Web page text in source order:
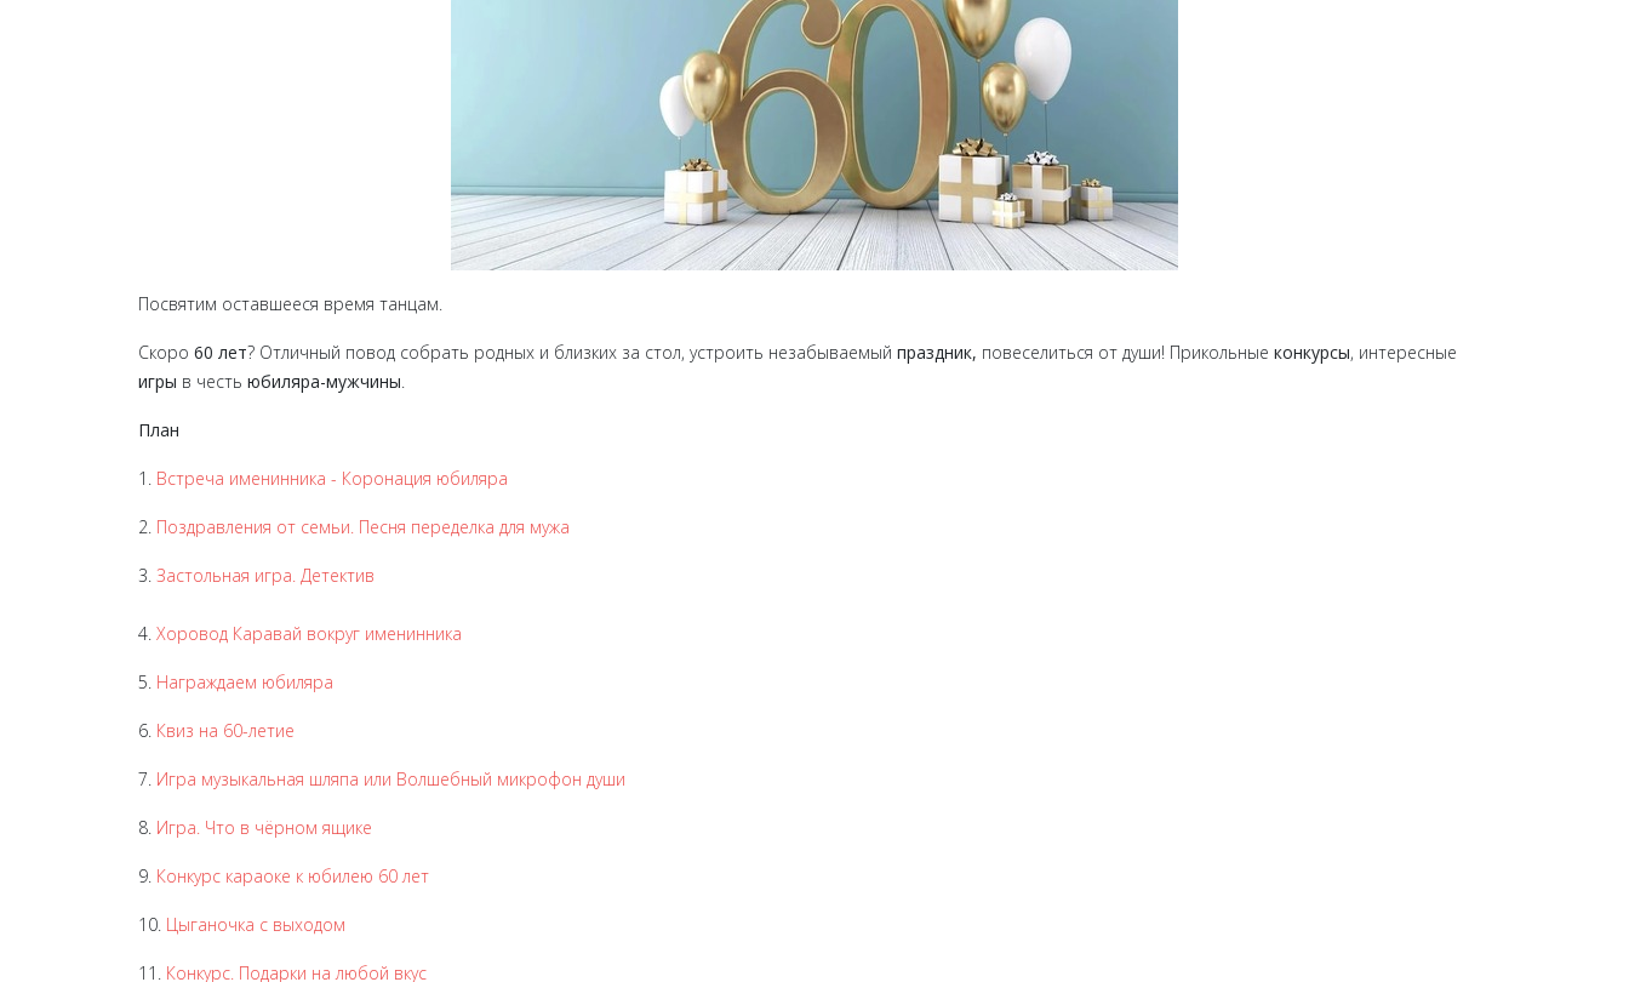
Посвятим оставшееся время танцам.
Скоро 60 лет? Отличный повод собрать родных и близких за стол, устроить незабываемый праздник, повеселиться от души! Прикольные конкурсы, интересные
игры в честь юбиляра-мужчины.
План
1. Встреча именинника - Коронация юбиляра
2. Поздравления от семьи. Песня переделка для мужа
3. Застольная игра. Детектив
4. Хоровод Каравай вокруг именинника
5. Награждаем юбиляра
6. Квиз на 60-летие
7. Игра музыкальная шляпа или Волшебный микрофон души
8. Игра. Что в чёрном ящике
9. Конкурс караоке к юбилею 60 лет
10. Цыганочка с выходом
11. Конкурс. Подарки на любой вкус